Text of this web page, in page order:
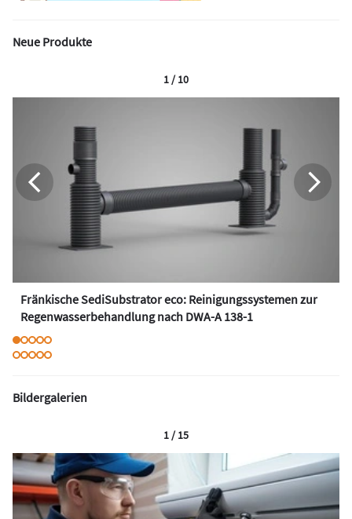
Neue Produkte
Fränkische SediSubstrator eco: Reinigungssystemen zur
Regenwasserbehandlung nach DWA-A 138-1
1 / 10
Bildergalerien
1 / 15